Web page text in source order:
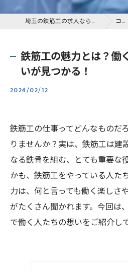
埼玉の鉄筋工の求人なら株式会社クライム・サクシード コラム
鉄筋工の魅力とは？働
いが見つかる！
2024/02/12
鉄筋工の仕事ってどんなものだ
りませんか？実は、鉄筋工は建
なる鉄骨を組む、とても重要な
かも、鉄筋工をやっている人た
力は、何と言っても働く楽しさ
がたくさん聞かれます。今回は
で働く人たちの想いをご紹介し